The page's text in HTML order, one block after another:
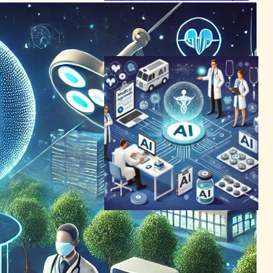
ル調達で未来への一歩
ヘルスケアテクノロジーニュース
2024年2月24日0:44
AI活用で医療承認を革新、
Cohere Healthが巨額資金を
調達
AI（人工知能）ニュース｜